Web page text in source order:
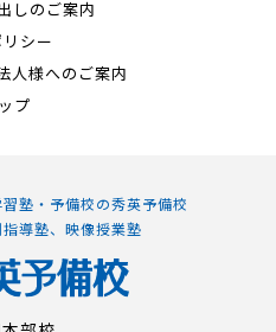
塾・予備校の秀英予備校
導塾、映像授業塾
しのご案内
シー
人様へのご案内
プ